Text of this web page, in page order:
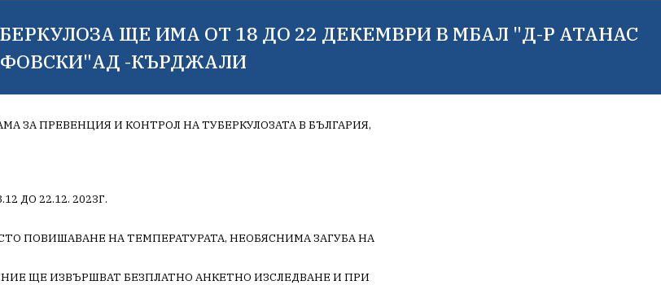
ЩЕ ИМА ОТ 18 ДО 22 ДЕКЕМВРИ В МБАЛ "Д-Р АТАНАС
-КЪРДЖАЛИ
ЗА ПРЕВЕНЦИЯ И КОНТРОЛ НА ТУБЕРКУЛОЗАТА В БЪЛГАРИЯ,
ДО 22.12. 2023Г.
ПОВИШАВАНЕ НА ТЕМПЕРАТУРАТА, НЕОБЯСНИМА ЗАГУБА НА
ЩЕ ИЗВЪРШВАТ БЕЗПЛАТНО АНКЕТНО ИЗСЛЕДВАНЕ И ПРИ